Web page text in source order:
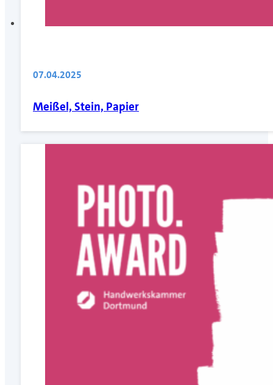
07.04.2025
Meißel, Stein, Papier